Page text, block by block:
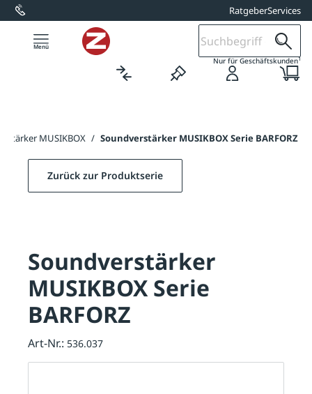
springen RatgeberServices
Nur für Geschäftskunden1
MUSIKBOX / Soundverstärker MUSIKBOX Serie BARFORZ
Zurück zur Produktserie
Soundverstärker
MUSIKBOX Serie
BARFORZ
Art-Nr.: 536.037